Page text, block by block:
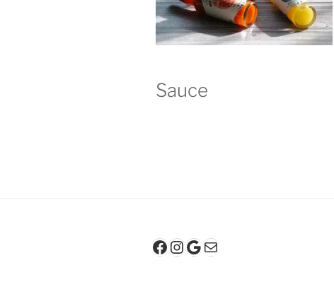
Sauce
Facebook
Instagram
Google
E-mail